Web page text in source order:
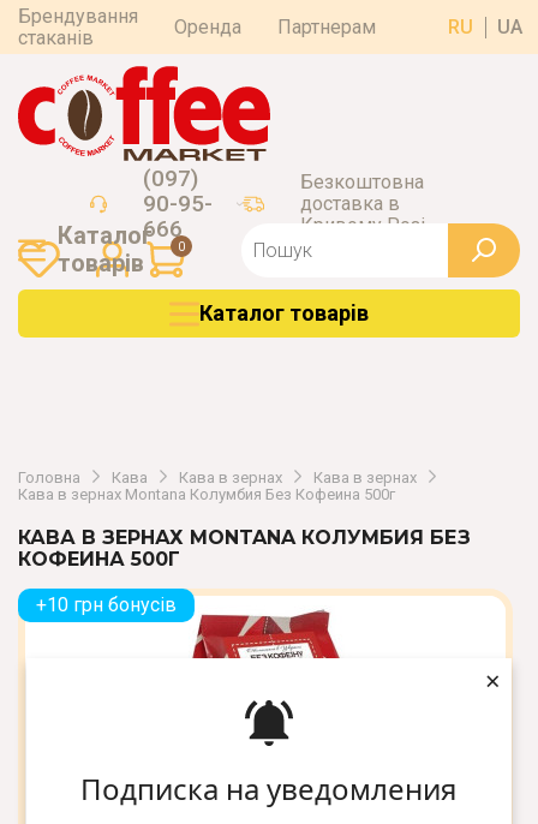
Подписка на уведомления
×
Брендування
стаканів
Оренда Партнерам RU UA
(097)
90-95-
666
Безкоштовна
доставка в
Кривому Розі
0
Каталог
товарiв
Каталог товарiв
Головна Кава Кава в зернах
Кава в зернах
Кава в зернах Montana Колумбия Без Кофеина 500г
КАВА В ЗЕРНАХ MONTANA КОЛУМБИЯ БЕЗ
КОФЕИНА 500Г
+10 грн бонусів